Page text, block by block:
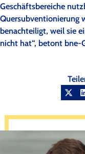
Geschäftsbereiche
Quersubventionierung
benachteiligt, weil sie
nicht hat“, betont bne-